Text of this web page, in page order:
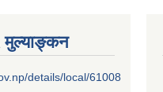
details/local/61008